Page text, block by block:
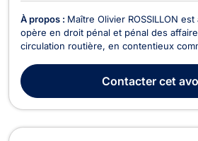
À propos : Maître Olivier ROSSILLON
opère en droit pénal et pénal des
circulation routière, en contentieux
droit Européen et en droit de la
accompagne pour tout conten...
Contactercet